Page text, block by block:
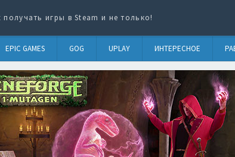
игры в Steam и не только!
EPIC GAMES GOG UPLAY ИНТЕРЕСНОЕ